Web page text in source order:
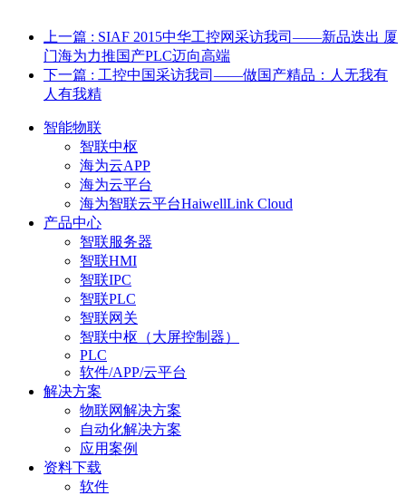
上一篇 : SIAF 2015中华工控网采访我司——新品迭出 厦
门海为力推国产PLC迈向高端
下一篇 : 工控中国采访我司——做国产精品：人无我有
人有我精
智能物联
智联中枢
海为云APP
海为云平台
海为智联云平台HaiwellLink Cloud
产品中心
智联服务器
智联HMI
智联IPC
智联PLC
智联网关
智联中枢（大屏控制器）
PLC
软件/APP/云平台
解决方案
物联网解决方案
自动化解决方案
应用案例
资料下载
软件